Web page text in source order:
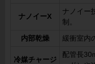
ナノイーX
ナノイー
制。
内部乾燥 緩衝室内
冷媒チャージ
配管長